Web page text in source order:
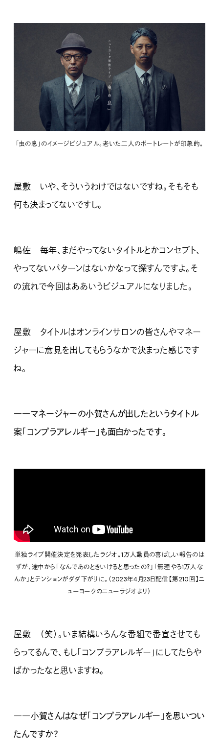
「虫の息」のイメージビジュアル。老いた二人のポートレートが印象的。
屋敷 いや、そういうわけではないですね。そもそも
何も決まってないですし。
嶋佐 毎年、まだやってないタイトルとかコンセプト、
やってないパターンはないかなって探すんですよ。そ
の流れで今回はああいうビジュアルになりました。
屋敷 タイトルはオンラインサロンの皆さんやマネー
ジャーに意見を出してもらうなかで決まった感じです
ね。
――マネージャーの小賀さんが出したというタイトル
案「コンプラアレルギー」も面白かったです。
単独ライブ開催決定を発表したラジオ。1万人動員の喜ばしい報告のは
ずが、途中から「なんであのときいけると思ったの？」「無理やろ1万人な
んか」とテンションがダダ下がりに。（2023年4月23日配信【第210回】ニ
ューヨークのニューラジオより）
屋敷 （笑）。いま結構いろんな番組で番宣させても
らってるんで、もし「コンプラアレルギー」にしてたらや
ばかったなと思いますね。
――小賀さんはなぜ「コンプラアレルギー」を思いつい
たんですか？